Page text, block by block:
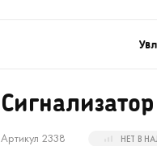
Артикул 2338 НЕТ В